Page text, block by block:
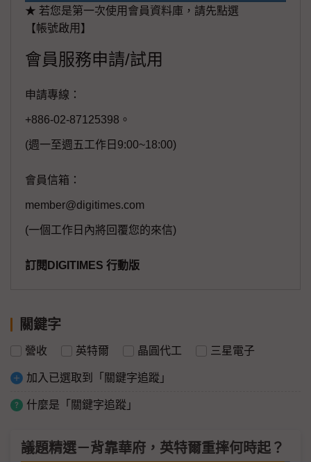
★ 若您是第一次使用會員資料庫，請先點選
【帳號啟用】
會員服務申請/試用
申請專線：
+886-02-87125398。
(週一至週五工作日9:00~18:00)
會員信箱：
member@digitimes.com
(一個工作日內將回覆您的來信)
訂閱DIGITIMES 行動版
關鍵字
營收 英特爾 晶圓代工 三星電子
加入已選取到「關鍵字追蹤」
什麼是「關鍵字追蹤」
議題精選－背靠華府，英特爾重摔何時起？